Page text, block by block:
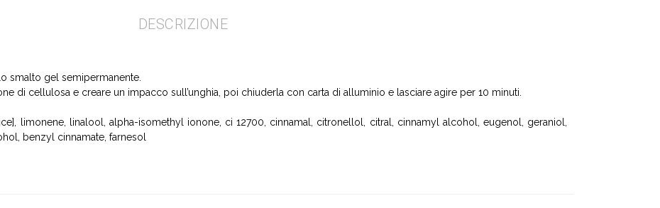
DESCRIZIONE
smalto gel semipermanente.
di cellulosa e creare un impacco sull’unghia, poi chiuderla con carta di alluminio e lasciare agire per 10 minuti.
limonene, linalool, alpha-isomethyl ionone, ci 12700, cinnamal, citronellol, citral, cinnamyl alcohol, eugenol, geraniol,
benzyl cinnamate, farnesol